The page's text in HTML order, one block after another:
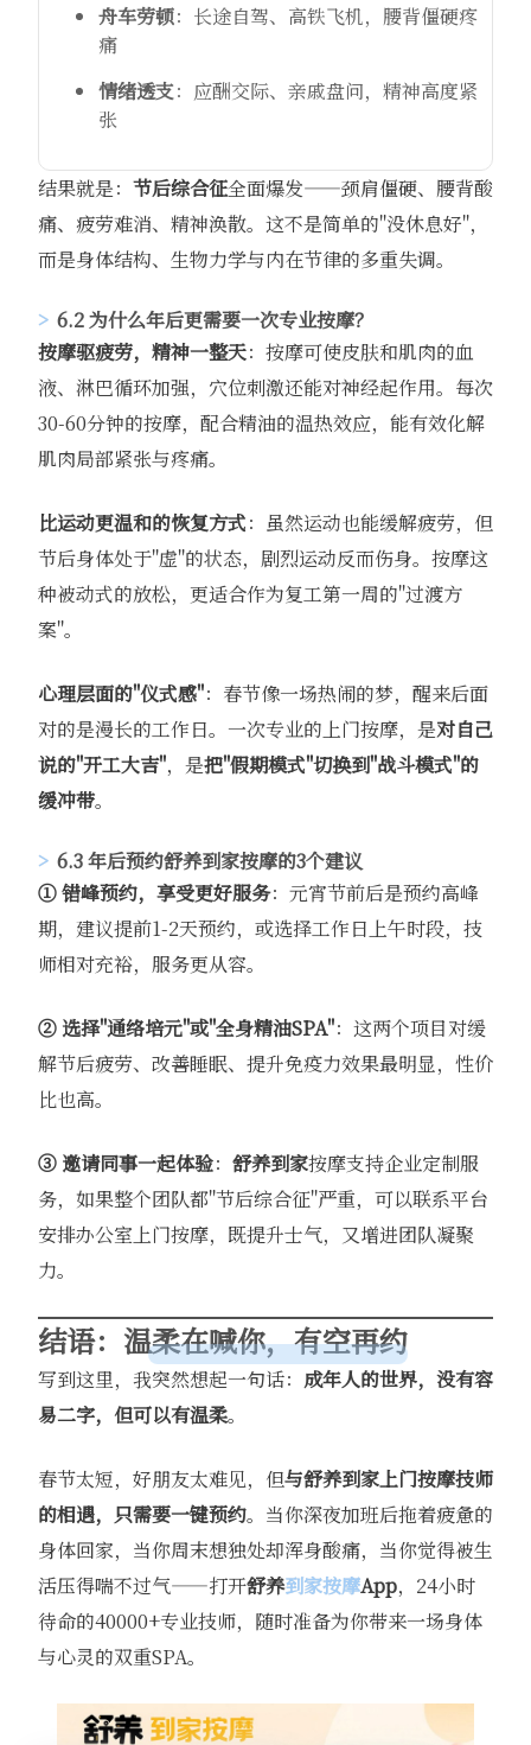
舟车劳顿：长途自驾、高铁飞机，腰背僵硬疼
痛
情绪透支：应酬交际、亲戚盘问，精神高度紧
张
结果就是： 节后综合征全面爆发——颈肩僵硬、腰背酸
痛、疲劳难消、精神涣散。这不是简单的"没休息好"，
而是身体结构、生物力学与内在节律的多重失调。
6.2 为什么年后更需要一次专业按摩？
按摩驱疲劳，精神一整天：按摩可使皮肤和肌肉的血
液、淋巴循环加强，穴位刺激还能对神经起作用。每次
30-60分钟的按摩，配合精油的温热效应，能有效化解
肌肉局部紧张与疼痛。
比运动更温和的恢复方式：虽然运动也能缓解疲劳，但
节后身体处于"虚"的状态，剧烈运动反而伤身。按摩这
种被动式的放松，更适合作为复工第一周的"过渡方
案"。
心理层面的"仪式感"：春节像一场热闹的梦，醒来后面
对的是漫长的工作日。一次专业的上门按摩，是对自己
说的"开工大吉"，是把"假期模式"切换到"战斗模式"的
缓冲带。
6.3 年后预约舒养到家按摩的3个建议
① 错峰预约，享受更好服务：元宵节前后是预约高峰
期，建议提前1-2天预约，或选择工作日上午时段，技
师相对充裕，服务更从容。
② 选择"通络培元"或"全身精油SPA"：这两个项目对缓
解节后疲劳、改善睡眠、提升免疫力效果最明显，性价
比也高。
③ 邀请同事一起体验： 舒养到家按摩支持企业定制服
务，如果整个团队都"节后综合征"严重，可以联系平台
安排办公室上门按摩，既提升士气，又增进团队凝聚
力。
结语：温柔在喊你，有空再约
写到这里，我突然想起一句话： 成年人的世界，没有容
易二字，但可以有温柔。
春节太短，好朋友太难见，但与舒养到家上门按摩技师
的相遇，只需要一键预约。当你深夜加班后拖着疲惫的
身体回家，当你周末想独处却浑身酸痛，当你觉得被生
活压得喘不过气——打开舒养到家按摩App，24小时
待命的40000+专业技师，随时准备为你带来一场身体
与心灵的双重SPA。